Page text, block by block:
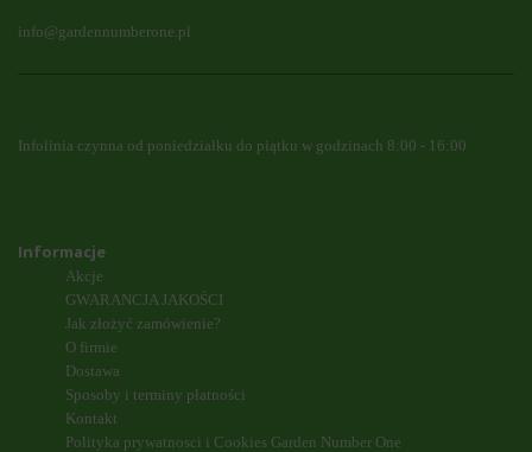
info@gardennumberone.pl
Infolinia czynna od poniedziałku do piątku w godzinach 8:00 - 16:00
Informacje
Akcje
GWARANCJA JAKOŚCI
Jak złożyć zamówienie?
O firmie
Dostawa
Sposoby i terminy płatności
Kontakt
Polityka prywatnosci i Cookies Garden Number One